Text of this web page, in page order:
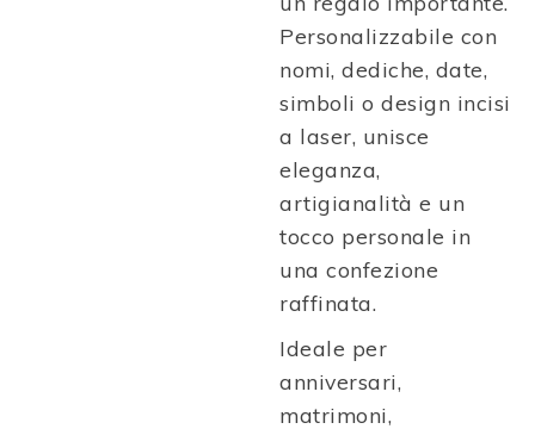
Personalizzabile con
nomi, dediche, date,
simboli o design incisi
a laser, unisce
eleganza,
artigianalità e un
tocco personale in
una confezione
raffinata.
Ideale per
anniversari,
matrimoni,